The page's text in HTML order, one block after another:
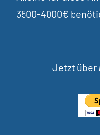
3500-4000€
Jetzt über